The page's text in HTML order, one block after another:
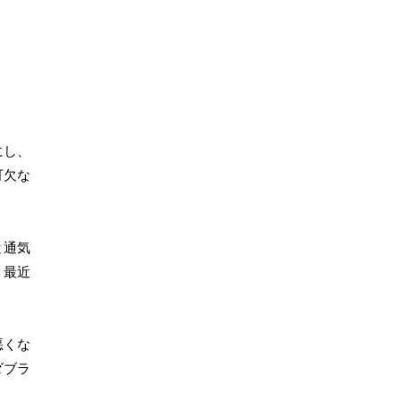
、
欠な
通気
最近
くな
ラ